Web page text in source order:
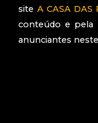
site A CASA DAS
conteúdo e pela
anunciantes